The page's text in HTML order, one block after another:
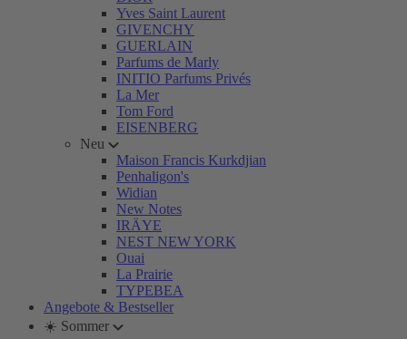
Yves Saint Laurent
GIVENCHY
GUERLAIN
Parfums de Marly
INITIO Parfums Privés
La Mer
Tom Ford
EISENBERG
Neu
Maison Francis Kurkdjian
Penhaligon's
Widian
New Notes
IRÄYE
NEST NEW YORK
Ouai
La Prairie
TYPEBEA
Angebote & Bestseller
☀️ Sommer